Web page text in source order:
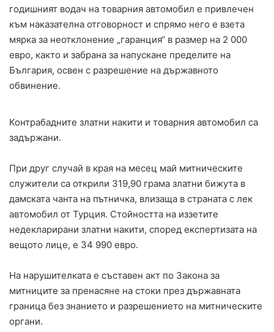
годишният водач на товарния автомобил е привлечен
към наказателна отговорност и спрямо него е взета
мярка за неотклонение „гаранция“ в размер на 2 000
евро, както и забрана за напускане пределите на
България, освен с разрешение на държавното
обвинение.
Контрабадните златни накити и товарния автомобил са
задържани.
При друг случай в края на месец май митническите
служители са открили 319,90 грама златни бижута в
дамската чанта на пътничка, влизаща в страната с лек
автомобил от Турция. Стойността на иззетите
недекларирани златни накити, според експертизата на
вещото лице, е 34 990 евро.
На нарушителката е съставен акт по Закона за
митниците за пренасяне на стоки през държавната
граница без знанието и разрешението на митническите
органи.